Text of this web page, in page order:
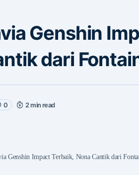
Genshin
dari
0 2 min read
Genshin Impact Terbaik, Nona Cantik dari